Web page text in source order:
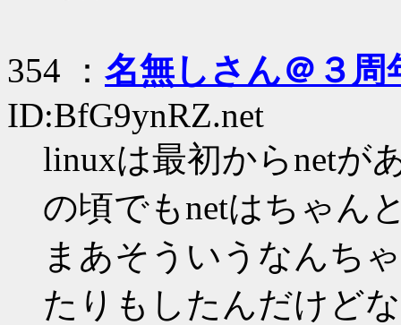
354 ： 名無しさん＠３周
ID:BfG9ynRZ.net
linuxは最初からnetが
の頃でもnetはちゃん
まあそういうなんち
たりもしたんだけどな